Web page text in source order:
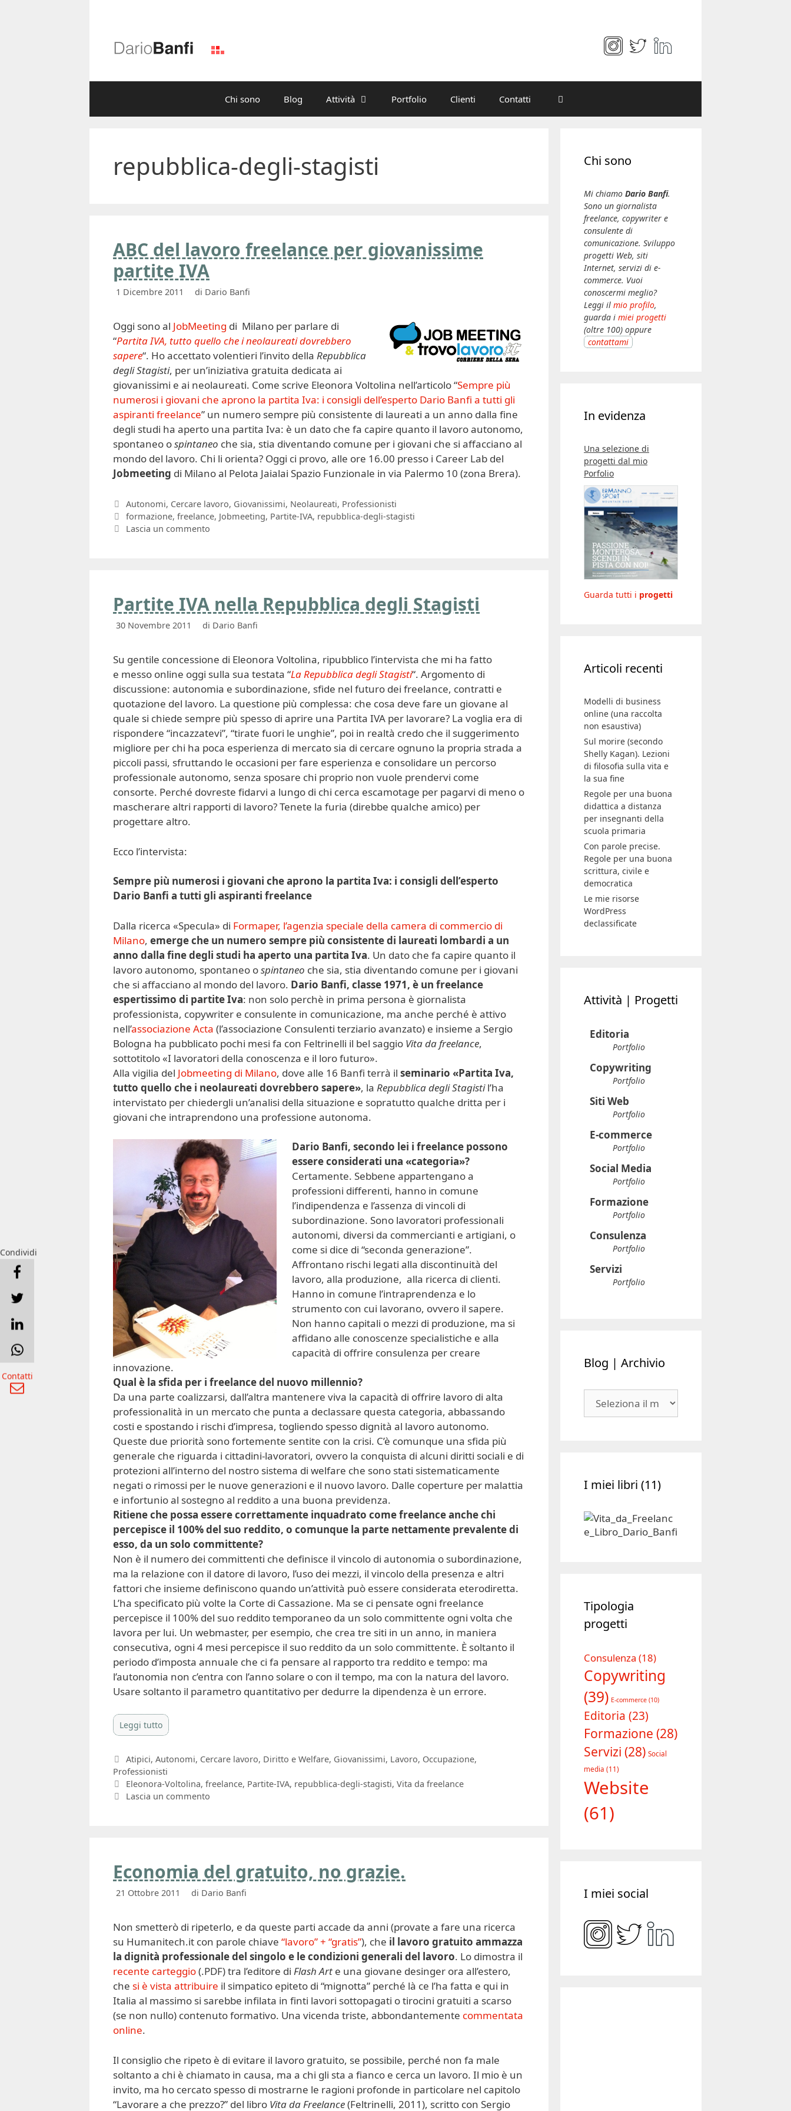
Chi sono Blog Attività Portfolio Clienti Contatti
repubblica-degli-stagisti
ABC del lavoro freelance per giovanissime
partite IVA
1 Dicembre 2011 di Dario Banfi
Oggi sono al JobMeeting di Milano per parlare di
“Partita IVA, tutto quello che i neolaureati dovrebbero
sapere“. Ho accettato volentieri l’invito della Repubblica
degli Stagisti, per un’iniziativa gratuita dedicata ai
giovanissimi e ai neolaureati. Come scrive Eleonora Voltolina nell’articolo “Sempre più
numerosi i giovani che aprono la partita Iva: i consigli dell’esperto Dario Banfi a tutti gli
aspiranti freelance” un numero sempre più consistente di laureati a un anno dalla fine
degli studi ha aperto una partita Iva: è un dato che fa capire quanto il lavoro autonomo,
spontaneo ospintaneo che sia, stia diventando comune per i giovani che si affacciano al
mondo del lavoro. Chi li orienta? Oggi ci provo, alle ore 16.00 presso i Career Lab del
Jobmeeting di Milano al Pelota Jaialai Spazio Funzionale in via Palermo 10 (zona Brera).
Categorie
Autonomi, Cercare lavoro, Giovanissimi, Neolaureati, Professionisti
Tag
formazione, freelance, Jobmeeting, Partite-IVA, repubblica-degli-stagisti
Lascia un commento
Partite IVA nella Repubblica degli Stagisti
30 Novembre 2011 di Dario Banfi
Su gentile concessione di Eleonora Voltolina, ripubblico l’intervista che mi ha fatto
e messo online oggi sulla sua testata “La Repubblica degli Stagisti“. Argomento di
discussione: autonomia e subordinazione, sfide nel futuro dei freelance, contratti e
quotazione del lavoro. La questione più complessa: che cosa deve fare un giovane al
quale si chiede sempre più spesso di aprire una Partita IVA per lavorare? La voglia era di
rispondere “incazzatevi”, “tirate fuori le unghie”, poi in realtà credo che il suggerimento
migliore per chi ha poca esperienza di mercato sia di cercare ognuno la propria strada a
piccoli passi, sfruttando le occasioni per fare esperienza e consolidare un percorso
professionale autonomo, senza sposare chi proprio non vuole prendervi come
consorte. Perché dovreste fidarvi a lungo di chi cerca escamotage per pagarvi di meno o
mascherare altri rapporti di lavoro? Tenete la furia (direbbe qualche amico) per
progettare altro.
Ecco l’intervista:
Sempre più numerosi i giovani che aprono la partita Iva: i consigli dell’esperto
Dario Banfi a tutti gli aspiranti freelance
Dalla ricerca «Specula» di Formaper, l’agenzia speciale della camera di commercio di
Milano, emerge che un numero sempre più consistente di laureati lombardi a un
anno dalla fine degli studi ha aperto una partita Iva. Un dato che fa capire quanto il
lavoro autonomo, spontaneo ospintaneo che sia, stia diventando comune per i giovani
che si affacciano al mondo del lavoro. Dario Banfi, classe 1971, è un freelance
espertissimo di partite Iva: non solo perchè in prima persona è giornalista
professionista, copywriter e consulente in comunicazione, ma anche perché è attivo
nell’associazione Acta (l’associazione Consulenti terziario avanzato) e insieme a Sergio
Bologna ha pubblicato pochi mesi fa con Feltrinelli il bel saggio Vita da freelance,
sottotitolo «I lavoratori della conoscenza e il loro futuro».
Alla vigilia del Jobmeeting di Milano, dove alle 16 Banfi terrà il seminario «Partita Iva,
tutto quello che i neolaureati dovrebbero sapere», la Repubblica degli Stagistil’ha
intervistato per chiedergli un’analisi della situazione e sopratutto qualche dritta per i
giovani che intraprendono una professione autonoma.
Dario Banfi, secondo lei i freelance possono
essere considerati una «categoria»?
Certamente. Sebbene appartengano a
professioni differenti, hanno in comune
l’indipendenza e l’assenza di vincoli di
subordinazione. Sono lavoratori professionali
autonomi, diversi da commercianti e artigiani, o
come si dice di “seconda generazione”.
Affrontano rischi legati alla discontinuità del
lavoro, alla produzione, alla ricerca di clienti.
Hanno in comune l’intraprendenza e lo
strumento con cui lavorano, ovvero il sapere.
Non hanno capitali o mezzi di produzione, ma si
affidano alle conoscenze specialistiche e alla
capacità di offrire consulenza per creare
innovazione.
Qual è la sfida per i freelance del nuovo millennio?
Da una parte coalizzarsi, dall’altra mantenere viva la capacità di offrire lavoro di alta
professionalità in un mercato che punta a declassare questa categoria, abbassando
costi e spostando i rischi d’impresa, togliendo spesso dignità al lavoro autonomo.
Queste due priorità sono fortemente sentite con la crisi. C’è comunque una sfida più
generale che riguarda i cittadini-lavoratori, ovvero la conquista di alcuni diritti sociali e di
protezioni all’interno del nostro sistema di welfare che sono stati sistematicamente
negati o rimossi per le nuove generazioni e il nuovo lavoro. Dalle coperture per malattia
e infortunio al sostegno al reddito a una buona previdenza.
Ritiene che possa essere correttamente inquadrato come freelance anche chi
percepisce il 100% del suo reddito, o comunque la parte nettamente prevalente di
esso, da un solo committente?
Non è il numero dei committenti che definisce il vincolo di autonomia o subordinazione,
ma la relazione con il datore di lavoro, l’uso dei mezzi, il vincolo della presenza e altri
fattori che insieme definiscono quando un’attività può essere considerata eterodiretta.
L’ha specificato più volte la Corte di Cassazione. Ma se ci pensate ogni freelance
percepisce il 100% del suo reddito temporaneo da un solo committente ogni volta che
lavora per lui. Un webmaster, per esempio, che crea tre siti in un anno, in maniera
consecutiva, ogni 4 mesi percepisce il suo reddito da un solo committente. È soltanto il
periodo d’imposta annuale che ci fa pensare al rapporto tra reddito e tempo: ma
l’autonomia non c’entra con l’anno solare o con il tempo, ma con la natura del lavoro.
Usare soltanto il parametro quantitativo per dedurre la dipendenza è un errore.
Leggi tutto
Categorie
Atipici, Autonomi, Cercare lavoro, Diritto e Welfare, Giovanissimi, Lavoro, Occupazione,
Professionisti
Tag
Eleonora-Voltolina, freelance, Partite-IVA, repubblica-degli-stagisti, Vita da freelance
Lascia un commento
Economia del gratuito, no grazie.
21 Ottobre 2011 di Dario Banfi
Non smetterò di ripeterlo, e da queste parti accade da anni (provate a fare una ricerca
su Humanitech.it con parole chiave “lavoro” + “gratis”), che il lavoro gratuito ammazza
la dignità professionale del singolo e le condizioni generali del lavoro. Lo dimostra il
recente carteggio(.PDF) tra l’editore di Flash Art e una giovane desinger ora all’estero,
che si è vista attribuire il simpatico epiteto di “mignotta” perché là ce l’ha fatta e qui in
Italia al massimo si sarebbe infilata in finti lavori sottopagati o tirocini gratuiti a scarso
(se non nullo) contenuto formativo. Una vicenda triste, abbondantemente commentata
online.
Il consiglio che ripeto è di evitare il lavoro gratuito, se possibile, perché non fa male
soltanto a chi è chiamato in causa, ma a chi gli sta a fianco e cerca un lavoro. Il mio è un
invito, ma ho cercato spesso di mostrarne le ragioni profonde in particolare nel capitolo
“Lavorare a che prezzo?” del libro Vita da Freelance(Feltrinelli, 2011), scritto con Sergio
Chi sono
Mi chiamo Dario Banfi.
Sono un giornalista
freelance, copywriter e
consulente di
comunicazione. Sviluppo
progetti Web, siti
Internet, servizi di e-
commerce. Vuoi
conoscermi meglio?
Leggi il mio profilo,
guarda i miei progetti
(oltre 100) oppure
contattami
In evidenza
Una selezione di
progetti dal mio
Porfolio
Guarda tutti i progetti
Articoli recenti
Modelli di business
online (una raccolta
non esaustiva)
Sul morire (secondo
Shelly Kagan). Lezioni
di filosofia sulla vita e
la sua fine
Regole per una buona
didattica a distanza
per insegnanti della
scuola primaria
Con parole precise.
Regole per una buona
scrittura, civile e
democratica
Le mie risorse
WordPress
declassificate
Attività | Progetti
Editoria
Portfolio
Copywriting
Portfolio
Siti Web
Portfolio
E-commerce
Portfolio
Social Media
Portfolio
Formazione
Portfolio
Consulenza
Portfolio
Servizi
Portfolio
Blog | Archivio
I miei libri (11)
Tipologia
progetti
Consulenza (18)
Copywriting
(39) E-commerce
Editoria(23)
Servizi
Condividi
Contatti